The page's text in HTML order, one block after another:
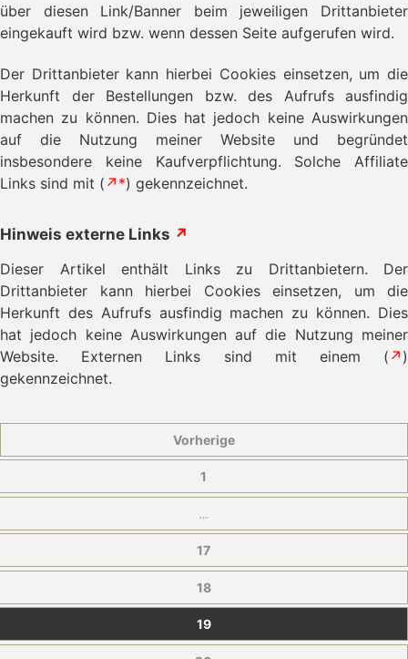
über diesen Link/Banner beim jeweiligen Drittanbieter
eingekauft wird bzw. wenn dessen Seite aufgerufen wird.
Der Drittanbieter kann hierbei Cookies einsetzen, um die
Herkunft der Bestellungen bzw. des Aufrufs ausfindig
machen zu können. Dies hat jedoch keine Auswirkungen
auf die Nutzung meiner Website und begründet
insbesondere keine Kaufverpflichtung. Solche Affiliate
Links sind mit ( ↗*) gekennzeichnet.
Hinweis externe Links ↗
Dieser Artikel enthält Links zu Drittanbietern. Der
Drittanbieter kann hierbei Cookies einsetzen, um die
Herkunft des Aufrufs ausfindig machen zu können. Dies
hat jedoch keine Auswirkungen auf die Nutzung meiner
Website. Externen Links sind mit einem ( ↗ )
gekennzeichnet.
Vorherige
1
…
17
18
19